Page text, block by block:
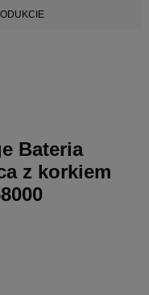
Bateria
z korkiem